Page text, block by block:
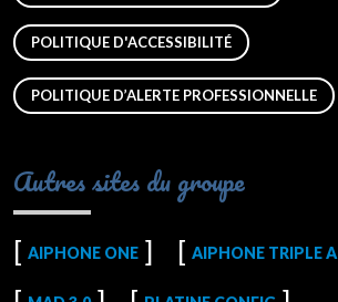
POLITIQUE D'ACCESSIBILITÉ
POLITIQUE D’ALERTE PROFESSIONNELLE
Autres sites du groupe
AIPHONE ONE AIPHONE TRIPLE A